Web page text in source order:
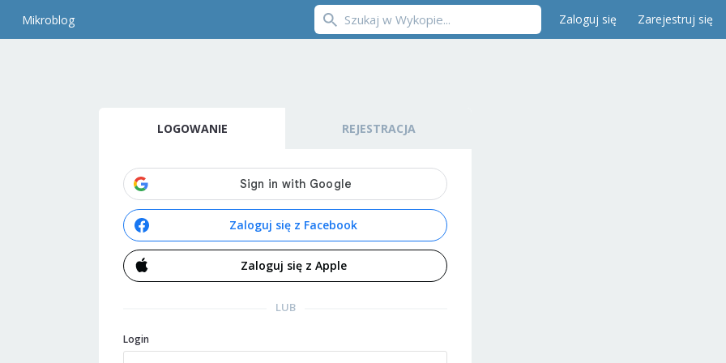
Mikroblog Zaloguj się Zarejestruj się
LOGOWANIE REJESTRACJA
Zaloguj się z Facebook
Zaloguj się z Apple
LUB
Login